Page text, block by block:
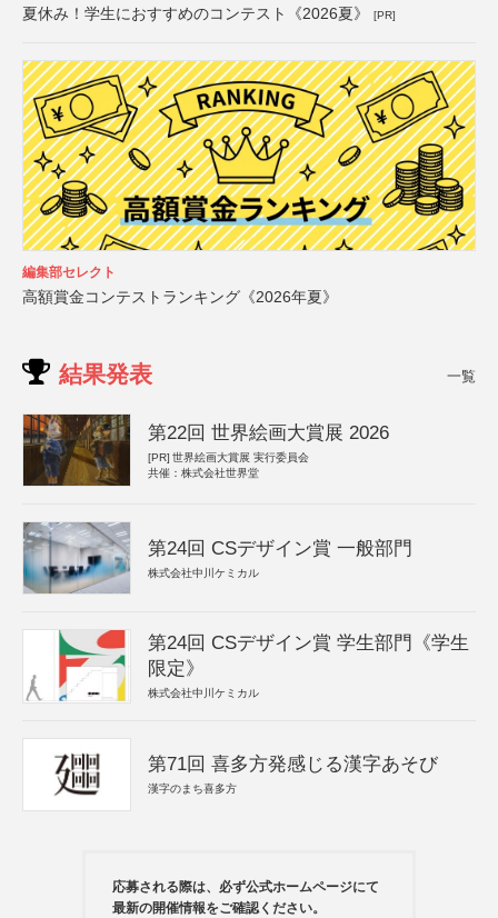
夏休み！学生におすすめのコンテスト《2026夏》 [PR]
編集部セレクト
高額賞金コンテストランキング《2026年夏》
結果発表 一覧
第22回 世界絵画大賞展 2026
[PR] 世界絵画大賞展 実行委員会
共催：株式会社世界堂
第24回 CSデザイン賞 一般部門
株式会社中川ケミカル
第24回 CSデザイン賞 学生部門《学生
限定》
株式会社中川ケミカル
第71回 喜多方発感じる漢字あそび
漢字のまち喜多方
応募される際は、必ず公式ホームページにて
最新の開催情報をご確認ください。